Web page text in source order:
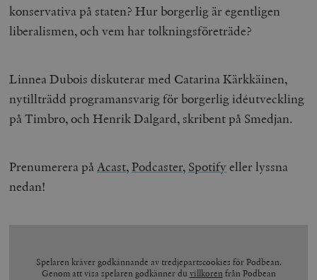
konservativa på staten? Hur borgerlig är egentligen
liberalismen, och vem har tolkningsföreträde?
Linnea Dubois diskuterar med Catarina Kärkkäinen,
nytillträdd programansvarig för borgerlig idéutveckling
på Timbro, och Henrik Dalgard, skribent på Smedjan.
Prenumerera påAcast,Podcaster, Spotifyeller lyssna
nedan!
Spelaren kräver godkännande av tredjepartscookies för Podbean.
Genom att visa spelaren godkänner du villkoren från Podbean